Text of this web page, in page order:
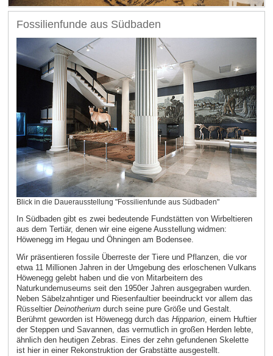
Fossilienfunde aus Südbaden
Blick in die Dauerausstellung "Fossilienfunde aus Südbaden"
In Südbaden gibt es zwei bedeutende Fundstätten von Wirbeltieren
aus dem Tertiär, denen wir eine eigene Ausstellung widmen:
Höwenegg im Hegau und Öhningen am Bodensee.
Wir präsentieren fossile Überreste der Tiere und Pflanzen, die vor
etwa 11 Millionen Jahren in der Umgebung des erloschenen Vulkans
Höwenegg gelebt haben und die von Mitarbeitern des
Naturkundemuseums seit den 1950er Jahren ausgegraben wurden.
Neben Säbelzahntiger und Riesenfaultier beeindruckt vor allem das
Rüsseltier Deinotheriumdurch seine pure Größe und Gestalt.
Berühmt geworden ist Höwenegg durch das Hipparion, einem Huftier
der Steppen und Savannen, das vermutlich in großen Herden lebte,
ähnlich den heutigen Zebras. Eines der zehn gefundenen Skelette
ist hier in einer Rekonstruktion der Grabstätte ausgestellt.